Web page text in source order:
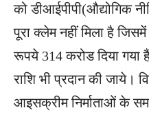
को डीआईपीपी(औद्योगिक
पूरा क्लेम नहीं मिला है
रूपये 314 करोड दिया
राशि भी प्रदान की जाये।
आइसक्रीम निर्माताओं के